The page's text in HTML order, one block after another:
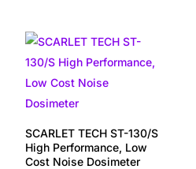
SCARLET TECH ST-130/S
High Performance, Low
Cost Noise Dosimeter